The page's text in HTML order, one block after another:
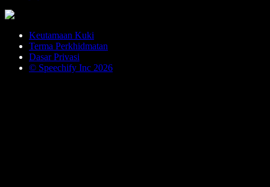
Keutamaan Kuki
Terma Perkhidmatan
Dasar Privasi
© Speechify Inc 2026